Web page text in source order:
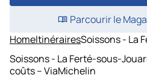
Parcourir le
HomeItinérairesSoissons - La
Soissons - La Ferté-sous-
coûts – ViaMichelin